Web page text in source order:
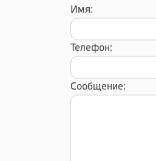
Имя:
Телефон:
Сообщение: